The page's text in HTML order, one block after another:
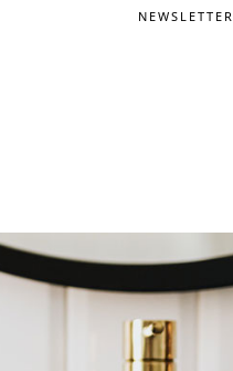
NEWSLETTER